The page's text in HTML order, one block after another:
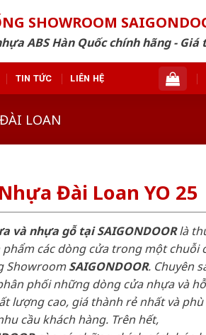
SHOWROOM
ABS Hàn Quốc chính hãng -
TIN TỨC LIÊN HỆ
LOAN
Đài Loan YO 25
và nhựa gỗ tại SAIGONDOORlà
phẩm các dòng cửa trong một chuỗi
ShowroomSAIGONDOOR. Chuyên
phối những dòng cửa nhựa và
lượng cao, giá thành rẻ nhất và
cầu khách hàng. Trên hết,